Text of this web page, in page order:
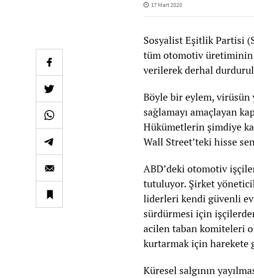
17 Mart 2020
Sosyalist Eşitlik Partisi
tüm otomotiv
verilerek derhal
Böyle bir eylem, virüsün
sağlamayı amaçlayan
Hükümetlerin şimdiye
Wall Street’teki hisse
ABD’deki otomotiv
tutuluyor. Şirket
liderleri kendi güvenli
sürdürmesi için
acilen taban komiteleri
kurtarmak için harekete
Küresel salgının